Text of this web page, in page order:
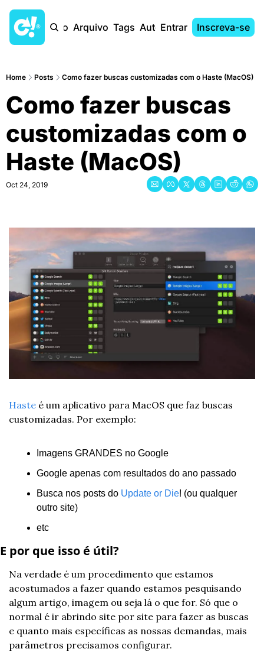
Início Arquivo Tags AutoresEntrar Inscreva-se
Home Posts Como fazer buscas customizadas com o Haste (MacOS)
Como fazer buscas
customizadas com o
Haste (MacOS)
Oct 24, 2019
Haste é um aplicativo para MacOS que faz buscas
customizadas. Por exemplo:
Imagens GRANDES no Google
Google apenas com resultados do ano passado
Busca nos posts do Update or Die! (ou qualquer
outro site)
etc
E por que isso é útil?
Na verdade é um procedimento que estamos
acostumados a fazer quando estamos pesquisando
algum artigo, imagem ou seja lá o que for. Só que o
normal é ir abrindo site por site para fazer as buscas
e quanto mais específicas as nossas demandas, mais
parâmetros precisamos configurar.